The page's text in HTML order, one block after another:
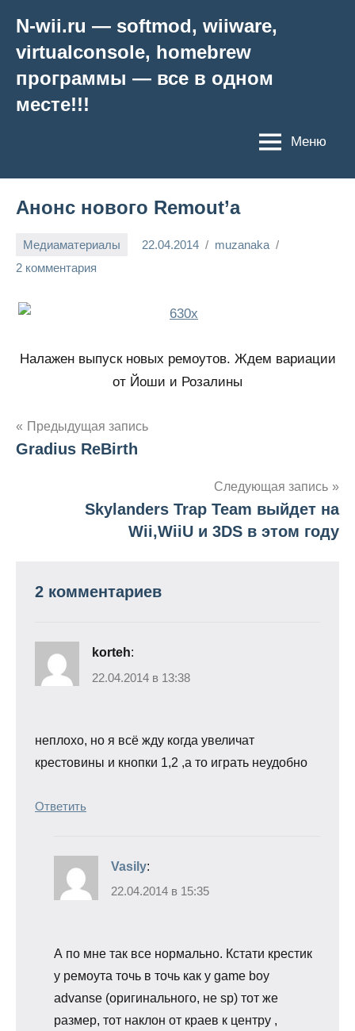
содержимому
N-wii.ru — softmod, wiiware,
virtualconsole, homebrew
программы — все в одном
месте!!!
Меню
Анонс нового Remout’a
Медиаматериалы 22.04.2014
muzanaka
2 комментария
Налажен выпуск новых ремоутов. Ждем вариации
от Йоши и Розалины
Навигация
по
Предыдущая запись
Gradius ReBirth
Следующая запись
Skylanders Trap Team выйдет на
Wii,WiiU и 3DS в этом году
2 комментариев
korteh:
22.04.2014 в 13:38
неплохо, но я всё жду когда увеличат
крестовины и кнопки 1,2 ,а то играть неудобно
Ответить
Vasily:
22.04.2014 в 15:35
А по мне так все нормально. Кстати крестик
у ремоута точь в точь как у game boy
advanse (оригинального, не sp) тот же
размер, тот наклон от краев к центру ,